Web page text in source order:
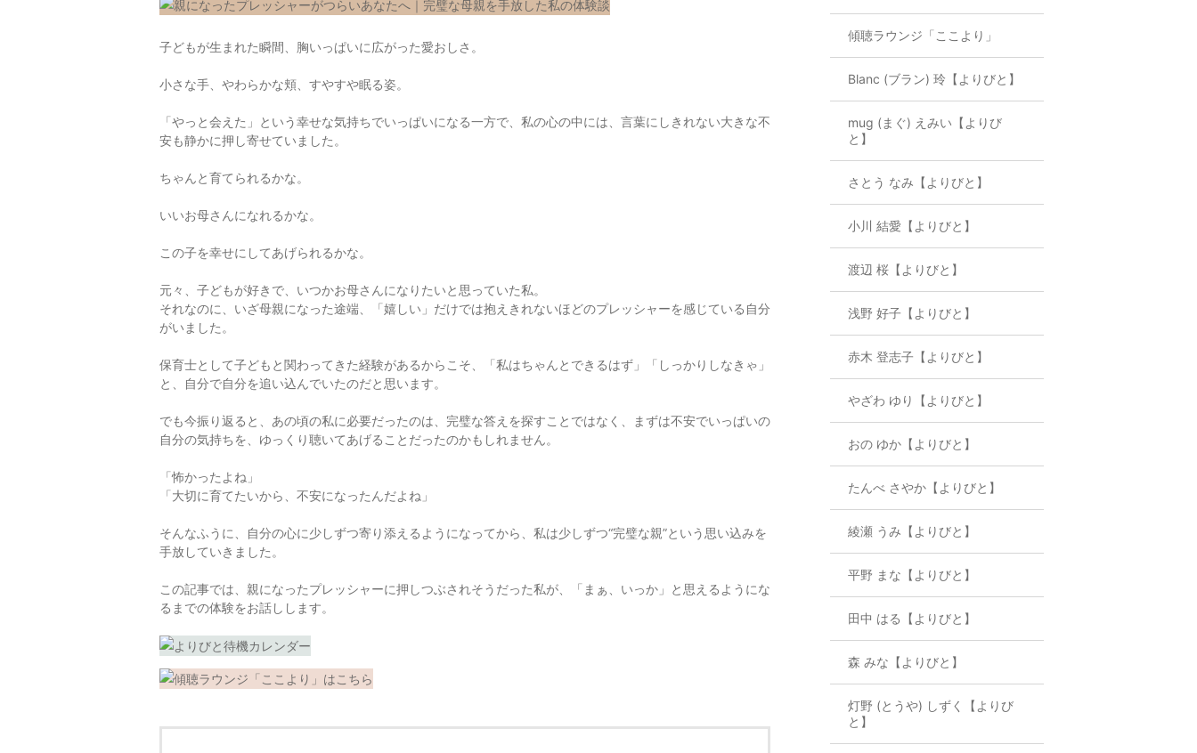
子どもが生まれた瞬間、胸いっぱいに広がった愛おしさ。
小さな手、やわらかな頬、すやすや眠る姿。
「やっと会えた」という幸せな気持ちでいっぱいになる一方で、私の心の中には、言葉にしきれない大きな不
安も静かに押し寄せていました。
ちゃんと育てられるかな。
いいお母さんになれるかな。
この子を幸せにしてあげられるかな。
元々、子どもが好きで、いつかお母さんになりたいと思っていた私。
それなのに、いざ母親になった途端、「嬉しい」だけでは抱えきれないほどのプレッシャーを感じている自分
がいました。
保育士として子どもと関わってきた経験があるからこそ、「私はちゃんとできるはず」「しっかりしなきゃ」
と、自分で自分を追い込んでいたのだと思います。
でも今振り返ると、あの頃の私に必要だったのは、完璧な答えを探すことではなく、まずは不安でいっぱいの
自分の気持ちを、ゆっくり聴いてあげることだったのかもしれません。
「怖かったよね」
「大切に育てたいから、不安になったんだよね」
そんなふうに、自分の心に少しずつ寄り添えるようになってから、私は少しずつ“完璧な親”という思い込みを
手放していきました。
この記事では、親になったプレッシャーに押しつぶされそうだった私が、「まぁ、いっか」と思えるようにな
るまでの体験をお話しします。
傾聴ラウンジ「ここより」
Blanc (ブラン) 玲【よりびと】
mug (まぐ) えみい【よりび
と】
さとう なみ【よりびと】
小川 結愛【よりびと】
渡辺 桜【よりびと】
浅野 好子【よりびと】
赤木 登志子【よりびと】
やざわ ゆり【よりびと】
おの ゆか【よりびと】
たんべ さやか【よりびと】
綾瀬 うみ【よりびと】
平野 まな【よりびと】
田中 はる【よりびと】
森 みな【よりびと】
灯野 (とうや) しずく【よりび
と】